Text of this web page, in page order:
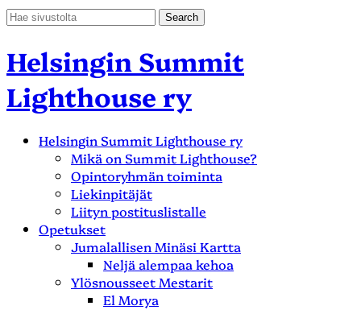
Helsingin Summit
Lighthouse ry
Helsingin Summit Lighthouse ry
Mikä on Summit Lighthouse?
Opintoryhmän toiminta
Liekinpitäjät
Liityn postituslistalle
Opetukset
Jumalallisen Minäsi Kartta
Neljä alempaa kehoa
Ylösnousseet Mestarit
El Morya